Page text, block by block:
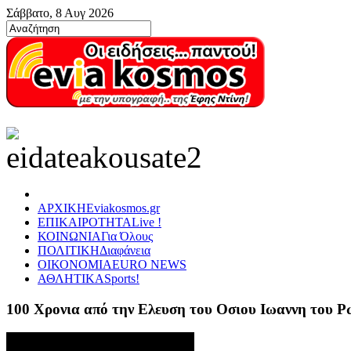
Σάββατο, 8 Αυγ 2026
ΑΡΧΙΚΗEviakosmos.gr
ΕΠΙΚΑΙΡΟΤΗΤΑLive !
ΚΟΙΝΩΝΙΑΓια Όλους
ΠΟΛΙΤΙΚΗΔιαφάνεια
ΟΙΚΟΝΟΜΙΑEURO NEWS
ΑΘΛΗΤΙΚΑSports!
100 Χρονια από την Ελευση του Οσιου Ιωαννη του